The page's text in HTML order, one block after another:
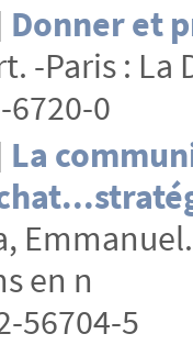
Donner et
-Paris :
6720-0
La
en n
56704-5